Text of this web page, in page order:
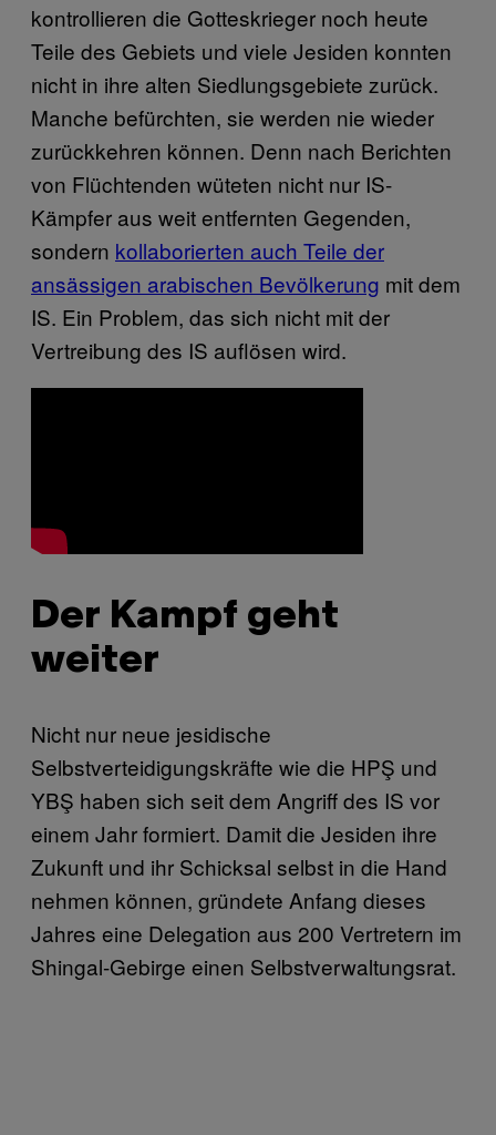
kontrollieren die Gotteskrieger noch heute
Teile des Gebiets und viele Jesiden konnten
nicht in ihre alten Siedlungsgebiete zurück.
Manche befürchten, sie werden nie wieder
zurückkehren können. Denn nach Berichten
von Flüchtenden wüteten nicht nur IS-
Kämpfer aus weit entfernten Gegenden,
sondern kollaborierten auch Teile der
ansässigen arabischen Bevölkerung mit dem
IS. Ein Problem, das sich nicht mit der
Vertreibung des IS auflösen wird.
Der Kampf geht
weiter
Nicht nur neue jesidische
Selbstverteidigungskräfte wie die HPŞ und
YBŞ haben sich seit dem Angriff des IS vor
einem Jahr formiert. Damit die Jesiden ihre
Zukunft und ihr Schicksal selbst in die Hand
nehmen können, gründete Anfang dieses
Jahres eine Delegation aus 200 Vertretern im
Shingal-Gebirge einen Selbstverwaltungsrat.